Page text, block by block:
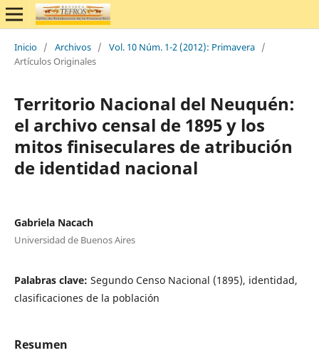
Inicio / Archivos / Vol. 10 Núm. 1-2 (2012): Primavera /
Artículos Originales
Territorio Nacional del Neuquén:
el archivo censal de 1895 y los
mitos finiseculares de atribución
de identidad nacional
Gabriela Nacach
Universidad de Buenos Aires
Palabras clave: Segundo Censo Nacional (1895), identidad,
clasificaciones de la población
Resumen